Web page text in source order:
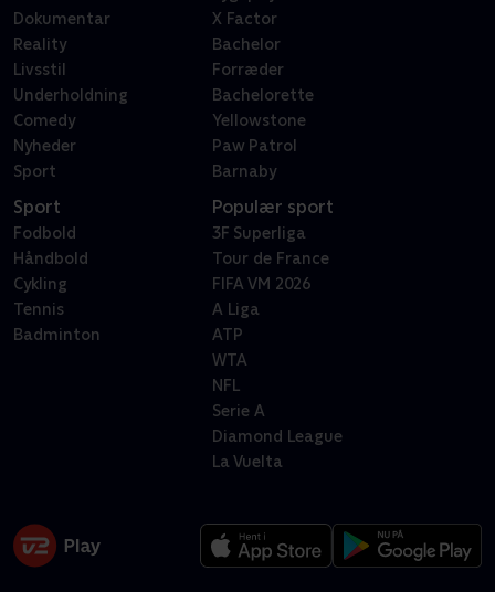
Dokumentar
Reality
Livsstil
Underholdning
Comedy
Nyheder
Sport
X Factor
Bachelor
Forræder
Bachelorette
Yellowstone
Paw Patrol
Barnaby
Sport
Fodbold
Håndbold
Cykling
Tennis
Badminton
Populær sport
3F Superliga
Tour de France
FIFA VM 2026
A Liga
ATP
WTA
NFL
Serie A
Diamond League
La Vuelta